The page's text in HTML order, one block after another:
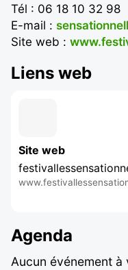
Tél : 06 18 10 32 98
E-mail :
Site web :
Liens web
Site web
Agenda
Aucun événement